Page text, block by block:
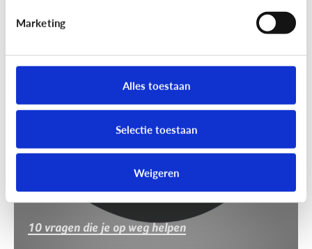
Marketing
Alles toestaan
Selectie toestaan
Weigeren
10 vragen die je op weg helpen